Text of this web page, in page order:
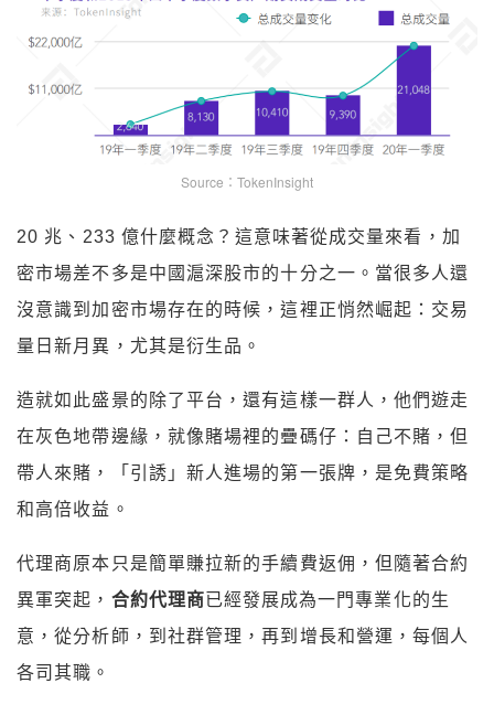
Source：TokenInsight
20 兆、233 億什麼概念？這意味著從成交量來看，加
密市場差不多是中國滬深股市的十分之一。當很多人還
沒意識到加密市場存在的時候，這裡正悄然崛起：交易
量日新月異，尤其是衍生品。
造就如此盛景的除了平台，還有這樣一群人，他們遊走
在灰色地帶邊緣，就像賭場裡的疊碼仔：自己不賭，但
帶人來賭，「引誘」新人進場的第一張牌，是免費策略
和高倍收益。
代理商原本只是簡單賺拉新的手續費返佣，但隨著合約
異軍突起， 合約代理商已經發展成為一門專業化的生
意，從分析師，到社群管理，再到增長和營運，每個人
各司其職。